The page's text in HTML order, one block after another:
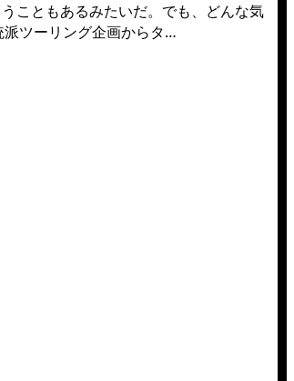
こともあるみたいだ。でも、どんな気
ツーリング企画からタ…